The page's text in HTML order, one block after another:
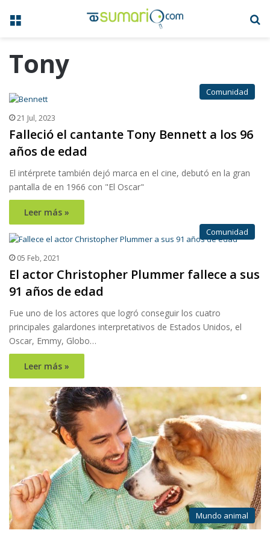
Menú
Tony
Comunidad
21 Jul, 2023
Falleció el cantante Tony Bennett a los 96
años de edad
El intérprete también dejó marca en el cine, debutó en la gran
pantalla de en 1966 con "El Oscar"
Leer más »
Comunidad
05 Feb, 2021
El actor Christopher Plummer fallece a sus
91 años de edad
Fue uno de los actores que logró conseguir los cuatro
principales galardones interpretativos de Estados Unidos, el
Oscar, Emmy, Globo…
Leer más »
Mundo animal